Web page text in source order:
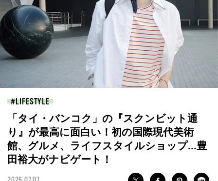
LIFESTYLE
「タイ・バンコク」の『スクンビット通
り』が最高に面白い！初の国際現代美術
館、グルメ、ライフスタイルショップ...豊
田裕大がナビゲート！